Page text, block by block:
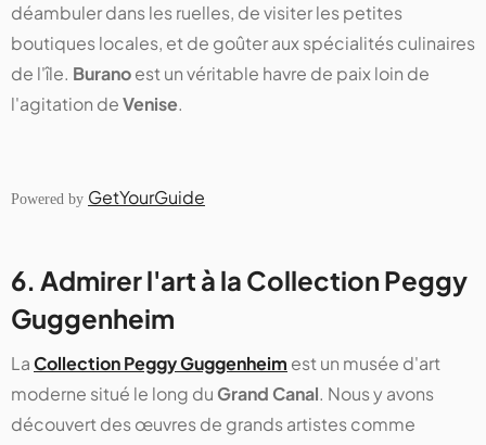
déambuler dans les ruelles, de visiter les petites
boutiques locales, et de goûter aux spécialités culinaires
de l'île. Buranoest un véritable havre de paix loin de
l'agitation deVenise.
Powered by GetYourGuide
6. Admirer l'art à la Collection Peggy
Guggenheim
LaCollection Peggy Guggenheim est un musée d'art
moderne situé le long du Grand Canal. Nous y avons
découvert des œuvres de grands artistes comme